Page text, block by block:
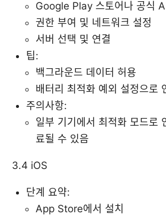
Google Play 스토어나 공식
권한 부여 및 네트워크 설정
서버 선택 및 연결
팁:
백그라운드 데이터 허용
배터리 최적화 예외 설정으로
주의사항:
일부 기기에서 최적화 모드로
료될 수 있음
3.4 iOS
단계 요약:
App Store에서 설치